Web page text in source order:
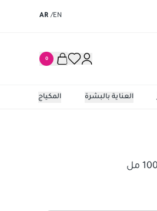
EN
/
AR
0
المكياج العناية بالبشرة